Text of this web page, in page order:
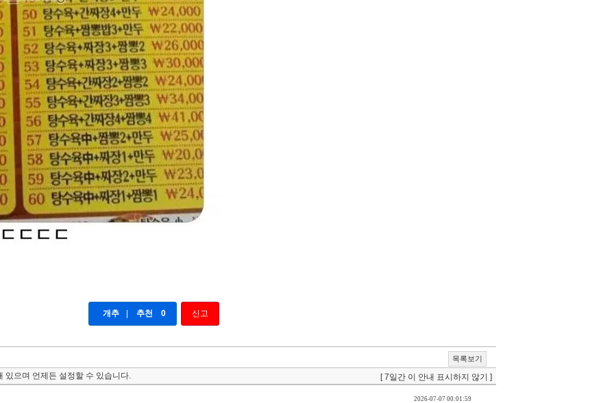
개추 추천 0 신고
목록보기
있으며 언제든 설정할 수 있습니다. [ 7일간 이 안내 표시하지 않기 ]
2026-07-07 00:01:59